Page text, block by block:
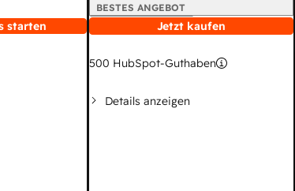
starten
BESTES ANGEBOT
Jetzt kaufen
500 HubSpot-Guthaben
Details anzeigen